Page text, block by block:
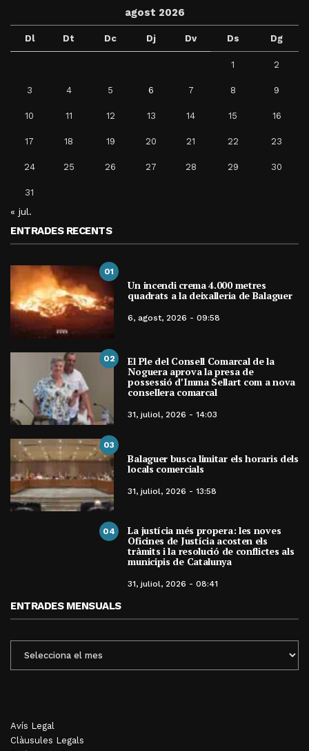
agost 2026
Dl Dt Dc Dj Dv Ds Dg
1 2
3 4 5 6 7 8 9
10 11 12 13 14 15 16
17 18 19 20 21 22 23
24 25 26 27 28 29 30
31
« jul.
ENTRADES RECENTS
01
Un incendi crema 4.000 metres
quadrats a la deixalleria de Balaguer
6, agost, 2026 - 09:58
02 El Ple del Consell Comarcal de la
Noguera aprova la presa de
possessió d’Imma Sellart com a nova
consellera comarcal
31, juliol, 2026 - 14:03
03
Balaguer busca limitar els horaris dels
locals comercials
31, juliol, 2026 - 13:58
04 La justícia més propera: les noves
Oficines de Justícia acosten els
tràmits i la resolució de conflictes als
municipis de Catalunya
31, juliol, 2026 - 08:41
ENTRADES MENSUALS
MENSUALS
Avís Legal
Clàusules Legals